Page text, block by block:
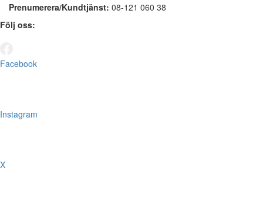
Prenumerera/Kundtjänst: 08-121 060 38
Följ oss:
Facebook
Instagram
X